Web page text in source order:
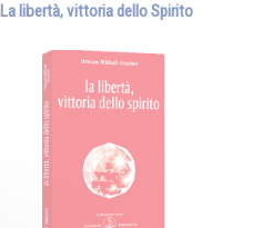
La libertà, vittoria dello Spirito